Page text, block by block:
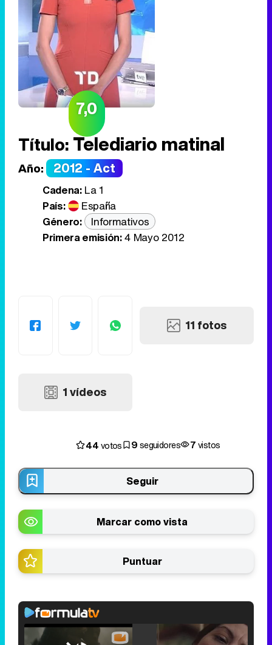
7,0
Título:Telediario matinal
Año: 2012 - Act
Cadena:La 1
País:
España
Género:
Informativos
Primera emisión:4 Mayo 2012
11 fotos
1 vídeos
44votos 9seguidores 7vistos
Seguir
Marcar como vista
Puntuar